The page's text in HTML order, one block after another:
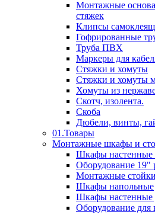
Монтажные
стяжек
Клипсы
Гофрированные
Труба ПВХ
Маркеры для
Стяжки и хомуты
Стяжки и хомуты
Хомуты из
Скотч, изолента.
Скоба
Дюбели, винты,
01.Товары
Монтажные шкафы и
Шкафы настенные
Оборудование 19"
Монтажные
Шкафы напольные
Шкафы настенные
Оборудование для